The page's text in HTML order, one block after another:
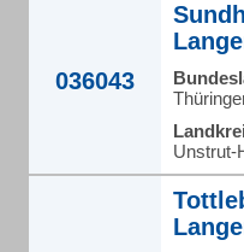
036043
Unstrut-